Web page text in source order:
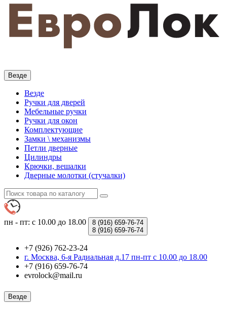
Везде
Везде
Ручки для дверей
Мебельные ручки
Ручки для окон
Комплектующие
Замки \ механизмы
Петли дверные
Цилиндры
Крючки, вешалки
Дверные молотки (стучалки)
пн - пт: с 10.00 до 18.00 8 (916) 659-76-74
8 (916) 659-76-74
+7 (926) 762-23-24
г. Москва, 6-я Радиальная д.17 пн-пт с 10.00 до 18.00
+7 (916) 659-76-74
evrolock@mail.ru
Везде